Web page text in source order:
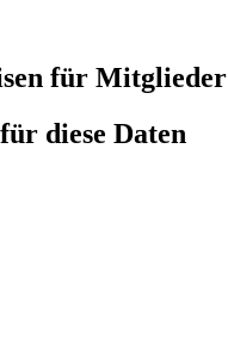
für Mitglieder
diese Daten